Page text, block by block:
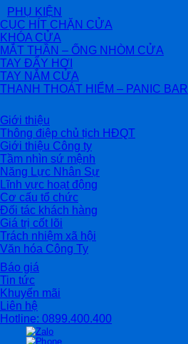
PHỤ KIỆN
CỤC HÍT CHẶN CỬA
KHÓA CỬA
MẮT THẦN – ỐNG NHÒM CỬA
TAY ĐẨY HƠI
TAY NẮM CỬA
THANH THOÁT HIỂM – PANIC BAR
Giới thiệu
Thông điệp chủ tịch HĐQT
Giới thiệu Công ty
Tầm nhìn sứ mệnh
Năng Lực Nhân Sự
Lĩnh vực hoạt động
Cơ cấu tổ chức
Đối tác khách hàng
Giá trị cốt lõi
Trách nhiệm xã hội
Văn hóa Công Ty
Báo giá
Tin tức
Khuyến mãi
Liên hệ
Hotline: 0899.400.400